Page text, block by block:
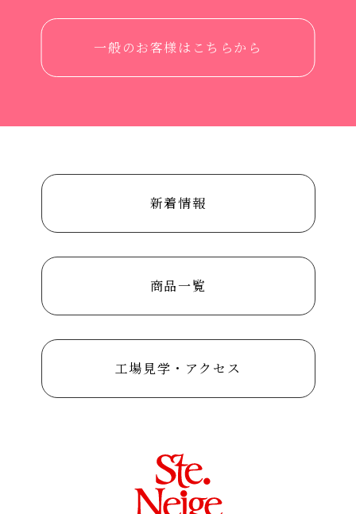
一般のお客様はこちらから
新着情報
商品一覧
工場見学・アクセス